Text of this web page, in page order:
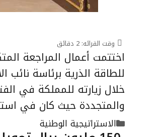
وقت القرائه: 2 دقائق
اختتمت أعمال المراجعة
للطاقة الذرية برئاسة نائب
والمتجددة حيث كان في
التصنيفات
الاستراتيجية الوطنية